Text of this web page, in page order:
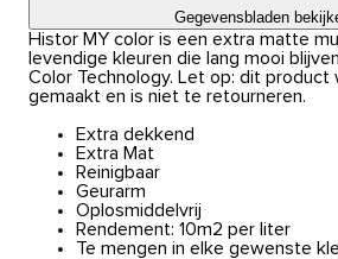
Gegevensbladen
Histor MY color is een extra matte
levendige kleuren die lang mooi
Color Technology. Let op: dit product
gemaakt en is niet te retourneren.
Extra dekkend
Extra Mat
Reinigbaar
Geurarm
Oplosmiddelvrij
Rendement: 10m2 per liter
Te mengen in elke gewenste